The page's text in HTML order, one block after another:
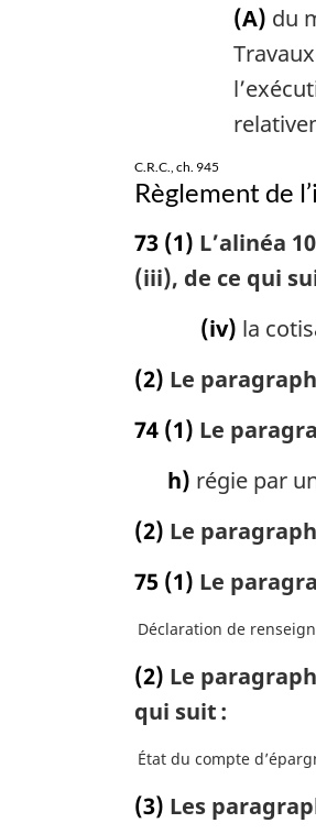
(A) du
C.R.C., ch. 945
Règlement de
73 (1) L’alinéa
(iii), de ce qui
(iv) la
(2) Le
74 (1) Le
h) régie par
(2) Le
75 (1) Le
Déclaration de
(2) Le
qui suit :
État du compte
(3) Les